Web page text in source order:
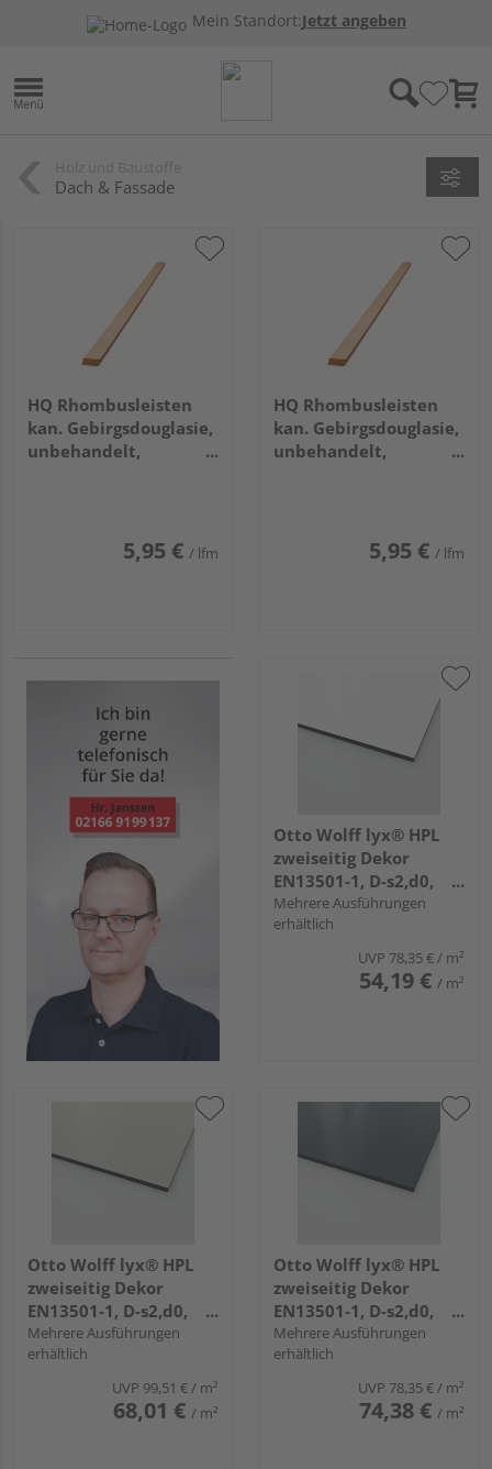
Mein Standort:Jetzt angeben
Dach & Fassade
HQ Rhombusleisten
kan. Gebirgsdouglasie,
unbehandelt,
5,95 € / lfm
HQ Rhombusleisten
kan. Gebirgsdouglasie,
unbehandelt,
5,95 € / lfm
Otto Wolff lyx® HPL
zweiseitig Dekor
EN13501-1, D-s2,d0,
3.050x1.300x6mm JD
weiss 231
Mehrere Ausführungen
erhältlich
UVP 78,35 €/ m²
54,19 € / m²
Otto Wolff lyx® HPL
zweiseitig Dekor
EN13501-1, D-s2,d0,
3.050x1.300x8mm
einseitig Folie JD
zinkgrau 313
Mehrere Ausführungen
erhältlich
UVP 99,51 €/ m²
68,01 € / m²
Otto Wolff lyx® HPL
zweiseitig Dekor
EN13501-1, D-s2,d0,
3.050x1.300x6mm
einseitig Folie JD
anthrazit 232
Mehrere Ausführungen
erhältlich
UVP 78,35 €/ m²
74,38 € / m²